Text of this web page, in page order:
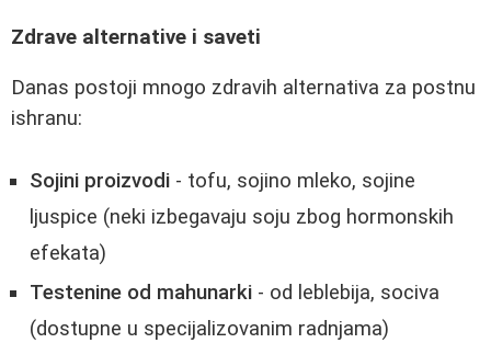
Zdrave alternative i saveti
Danas postoji mnogo zdravih alternativa za postnu
ishranu:
Sojini proizvodi - tofu, sojino mleko, sojine
ljuspice (neki izbegavaju soju zbog hormonskih
efekata)
Testenine od mahunarki - od leblebija, sociva
(dostupne u specijalizovanim radnjama)